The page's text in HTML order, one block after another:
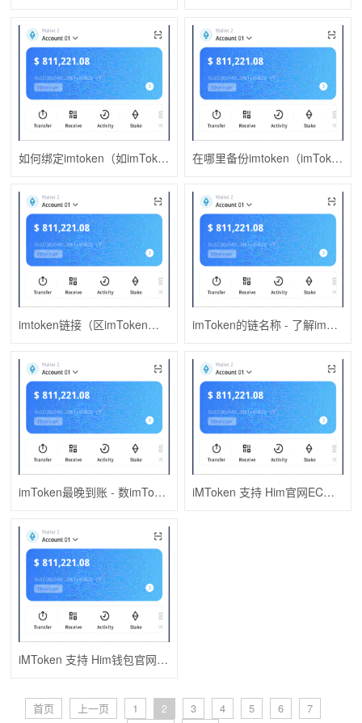
如何绑定imtoken（如imToken下载何绑定孩子的医保卡） 在哪里备份imtoken（imToken官网如何备份imtoken钱包）
imtoken链接（区imToken钱包块链钱包imtoken） imToken的链名称 - 了解im钱包官网imToken的区块链生态系统
imToken最晚到账 - 数imToken下载字货币钱包的交易保障 iMToken 支持 Him官网ECO 链的钱包吗？
iMToken 支持 Him钱包官网eco 链的钱包吗？
首页 上一页 1 2 3 4 5 6
7